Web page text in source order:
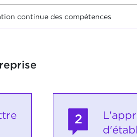
continue des compétences
2